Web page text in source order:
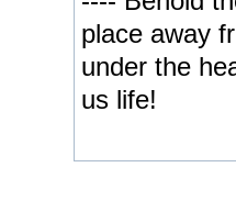
place away
under the
us life!